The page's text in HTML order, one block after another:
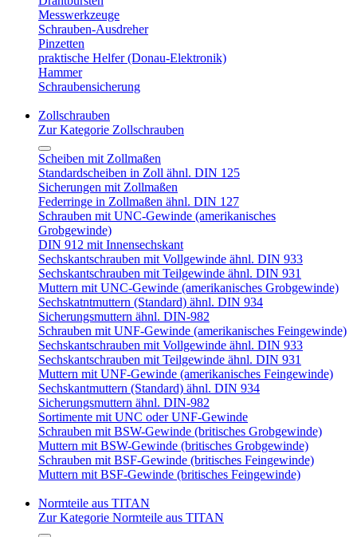
Messwerkzeuge
Schrauben-Ausdreher
Pinzetten
praktische Helfer (Donau-Elektronik)
Hammer
Schraubensicherung
Zollschrauben
Zur Kategorie Zollschrauben
Scheiben mit Zollmaßen
Standardscheiben in Zoll ähnl. DIN 125
Sicherungen mit Zollmaßen
Federringe in Zollmaßen ähnl. DIN 127
Schrauben mit UNC-Gewinde (amerikanisches
Grobgewinde)
DIN 912 mit Innensechskant
Sechskantschrauben mit Vollgewinde ähnl. DIN 933
Sechskantschrauben mit Teilgewinde ähnl. DIN 931
Muttern mit UNC-Gewinde (amerikanisches Grobgewinde)
Sechskatntmuttern (Standard) ähnl. DIN 934
Sicherungsmuttern ähnl. DIN-982
Schrauben mit UNF-Gewinde (amerikanisches Feingewinde)
Sechskantschrauben mit Vollgewinde ähnl. DIN 933
Sechskantschrauben mit Teilgewinde ähnl. DIN 931
Muttern mit UNF-Gewinde (amerikanisches Feingewinde)
Sechskantmuttern (Standard) ähnl. DIN 934
Sicherungsmuttern ähnl. DIN-982
Sortimente mit UNC oder UNF-Gewinde
Schrauben mit BSW-Gewinde (britisches Grobgewinde)
Muttern mit BSW-Gewinde (britisches Grobgewinde)
Schrauben mit BSF-Gewinde (britisches Feingewinde)
Muttern mit BSF-Gewinde (britisches Feingewinde)
Normteile aus TITAN
Zur Kategorie Normteile aus TITAN